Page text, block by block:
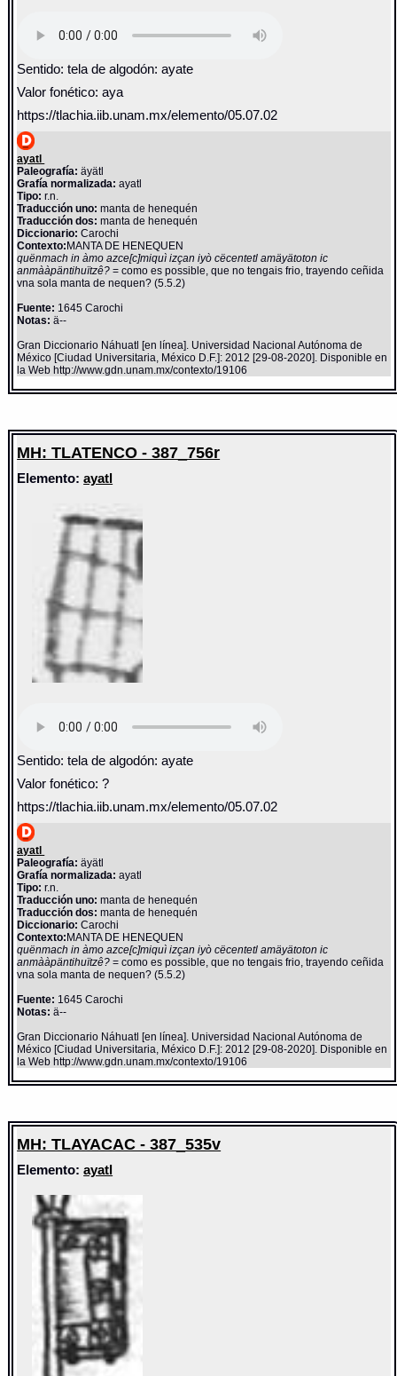
Sentido: tela de algodón: ayate
Valor fonético: aya
https://tlachia.iib.unam.mx/elemento/05.07.02
ayatl
Paleografía: äyätl
Grafía normalizada: ayatl
Tipo: r.n.
Traducción uno: manta de henequén
Traducción dos: manta de henequén
Diccionario:Carochi
Contexto:MANTA DE HENEQUEN
quënmach in àmo azce[c]miquì izçan iyò cëcentetl amäyätoton ic
anmààpäntihuïtzê?= como es possible, que no tengais frio, trayendo ceñida
vna sola manta de nequen? (5.5.2)
Fuente: 1645 Carochi
Notas: ä--
Gran Diccionario Náhuatl [en línea]. Universidad Nacional Autónoma de
México [Ciudad Universitaria, México D.F.]: 2012 [29-08-2020]. Disponible en
la Web http://www.gdn.unam.mx/contexto/19106
MH: TLATENCO - 387_756r
Elemento:ayatl
Sentido: tela de algodón: ayate
Valor fonético: ?
https://tlachia.iib.unam.mx/elemento/05.07.02
ayatl
Paleografía: äyätl
Grafía normalizada: ayatl
Tipo: r.n.
Traducción uno: manta de henequén
Traducción dos: manta de henequén
Diccionario:Carochi
Contexto: MANTA DE HENEQUEN
quënmach in àmo azce[c]miquì izçan iyò cëcentetl amäyätoton ic
anmààpäntihuïtzê?= como es possible, que no tengais frio, trayendo ceñida
vna sola manta de nequen? (5.5.2)
Fuente: 1645 Carochi
Notas: ä--
Gran Diccionario Náhuatl [en línea]. Universidad Nacional Autónoma de
México [Ciudad Universitaria, México D.F.]: 2012 [29-08-2020]. Disponible en
la Web http://www.gdn.unam.mx/contexto/19106
MH: TLAYACAC - 387_535v
Elemento:ayatl